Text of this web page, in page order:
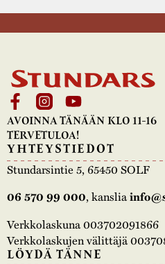
AVOINNA TÄNÄÄN KLO 11-16
TERVETULOA!
YHTEYSTIEDOT
Stundarsintie 5, 65450 SOLF
06 570 99 000, kanslia
Verkkolaskuna 003702091866
Verkkolaskujen välittäjä
LÖYDÄ TÄNNE